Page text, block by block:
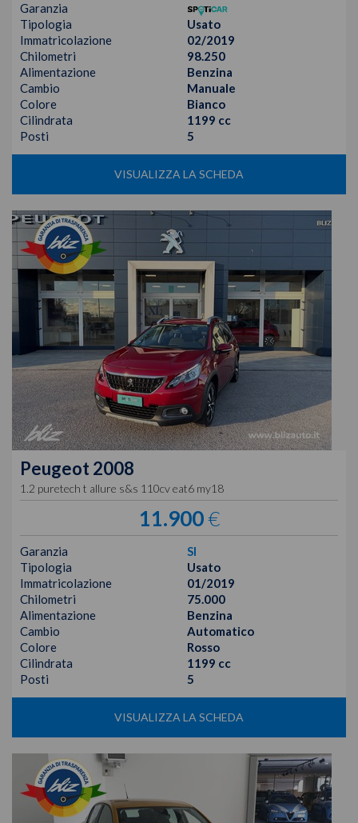
Garanzia
Tipologia
Usato
Immatricolazione
02/2019
Chilometri
98.250
Alimentazione
Benzina
Cambio
Manuale
Colore
Bianco
Cilindrata
1199 cc
Posti
5
VISUALIZZA LA SCHEDA
Peugeot 2008
1.2 puretech t allure s&s 110cv eat6 my18
11.900€
Garanzia
SI
Tipologia
Usato
Immatricolazione
01/2019
Chilometri
75.000
Alimentazione
Benzina
Cambio
Automatico
Colore
Rosso
Cilindrata
1199 cc
Posti
5
VISUALIZZA LA SCHEDA